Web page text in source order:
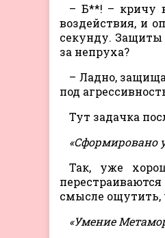
– Б**! – кричу
воздействия, и
секунду. Защиты
за непруха?
– Ладно,
под
Тут задачка
«Сформировано
Так, уже
смысле ощутить,
«Умение